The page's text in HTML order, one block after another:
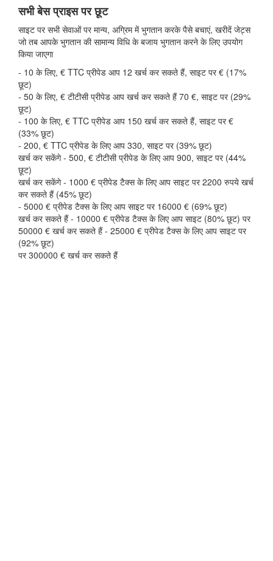
सभी बेस प्राइस पर छूट
साइट पर सभी सेवाओं पर मान्य, अग्रिम में भुगतान करके पैसे बचाएं, खरीदें जेट्स
जो तब आपके भुगतान की सामान्य विधि के बजाय भुगतान करने के लिए उपयोग
किया जाएगा
- 10 के लिए, € TTC प्रीपेड आप 12 खर्च कर सकते हैं, साइट पर € (17%
छूट)
- 50 के लिए, € टीटीसी प्रीपेड आप खर्च कर सकते हैं 70 €, साइट पर (29%
छूट)
- 100 के लिए, € TTC प्रीपेड आप 150 खर्च कर सकते हैं, साइट पर €
(33% छूट)
- 200, € TTC प्रीपेड के लिए आप 330, साइट पर (39% छूट)
खर्च कर सकेंगे - 500, € टीटीसी प्रीपेड के लिए आप 900, साइट पर (44%
छूट)
खर्च कर सकेंगे - 1000 € प्रीपेड टैक्स के लिए आप साइट पर 2200 रुपये खर्च
कर सकते हैं (45% छूट)
- 5000 € प्रीपेड टैक्स के लिए आप साइट पर 16000 € (69% छूट)
खर्च कर सकते हैं - 10000 € प्रीपेड टैक्स के लिए आप साइट (80% छूट) पर
50000 € खर्च कर सकते हैं - 25000 € प्रीपेड टैक्स के लिए आप साइट पर
(92% छूट)
पर 300000 € खर्च कर सकते हैं